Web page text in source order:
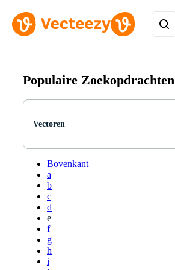
Populaire
Vectoren
Bovenkant
a
b
c
d
e
f
g
h
i